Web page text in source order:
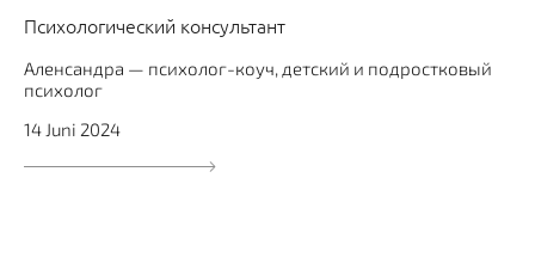
Психологический консультант
Аленсандра — психолог-коуч, детский и подростковый
психолог
14 Juni 2024